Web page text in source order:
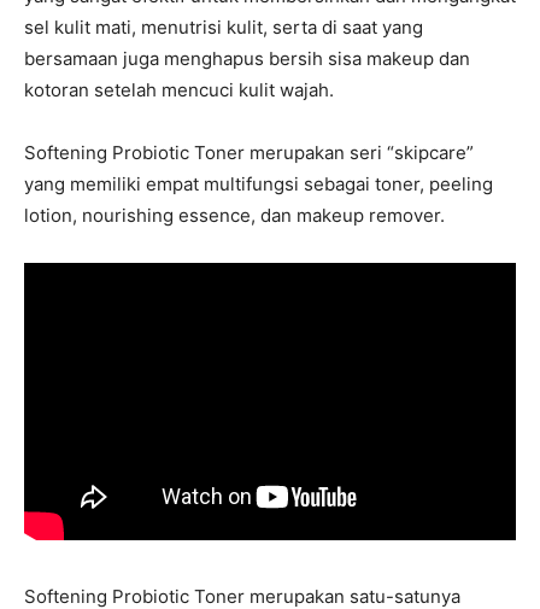
sel kulit mati, menutrisi kulit, serta di saat yang
bersamaan juga menghapus bersih sisa makeup dan
kotoran setelah mencuci kulit wajah.
Softening Probiotic Toner merupakan seri “skipcare”
yang memiliki empat multifungsi sebagai toner, peeling
lotion, nourishing essence, dan makeup remover.
Softening Probiotic Toner merupakan satu-satunya